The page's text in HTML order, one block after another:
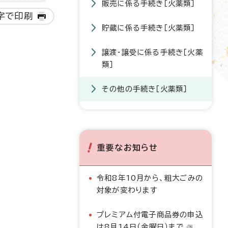
で印刷
販売に係る手続き［火薬類］
貯蔵に係る手続き［火薬類］
譲渡・譲受に係る手続き［火薬
類］
その他の手続き［火薬類］
重要なお知らせ
令和8年10月から、粗大ごみの
対象が変わります
プレミアム付電子商品券の申込